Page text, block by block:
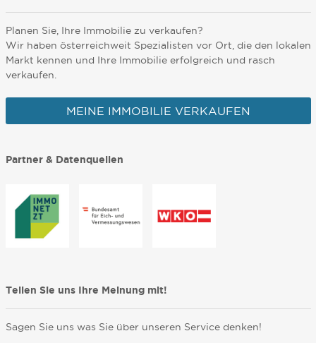
Planen Sie, Ihre Immobilie zu verkaufen?
Wir haben österreichweit Spezialisten vor Ort, die den lokalen
Markt kennen und Ihre Immobilie erfolgreich und rasch
verkaufen.
MEINE IMMOBILIE VERKAUFEN
Partner & Datenquellen
Teilen Sie uns Ihre Meinung mit!
Sagen Sie uns was Sie über unseren Service denken!